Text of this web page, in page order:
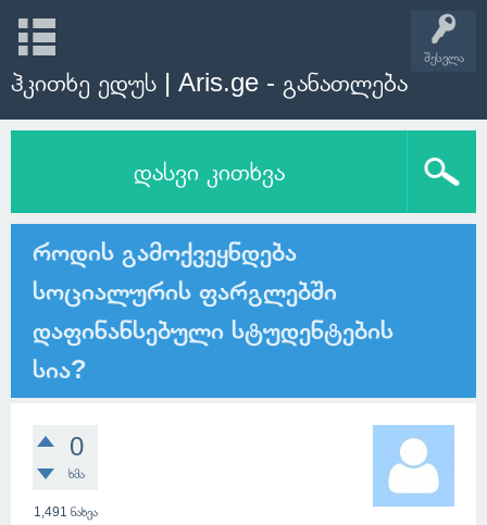
შესვლა
ჰკითხე ედუს | Aris.ge - განათლება
დასვი კითხვა
როდის გამოქვეყნდება
სოციალურის ფარგლებში
დაფინანსებული სტუდენტების
სია?
0
ხმა
1,491 ნახვა